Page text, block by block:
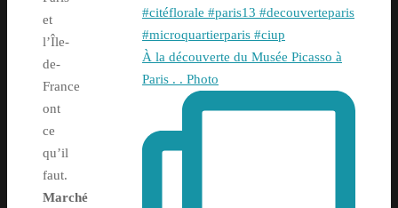
et
l’Île-
de-
France
ont
ce
qu’il
faut.
Marché
À la découverte du Musée Picasso à
Paris . . Photo